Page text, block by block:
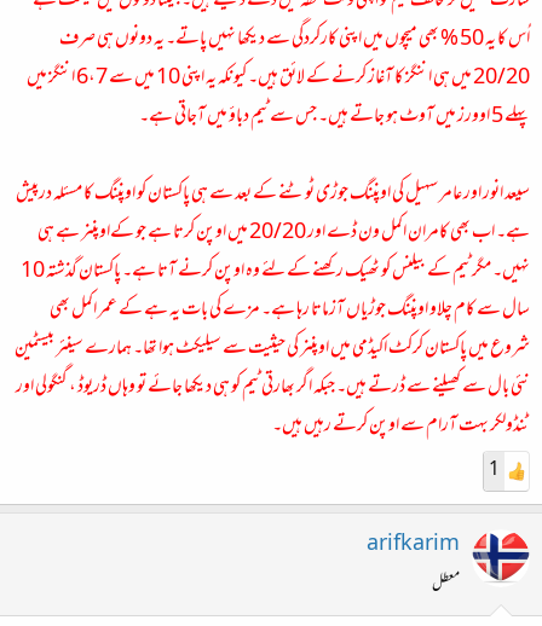
اُس کا یہ 50 % بھی میچوں میں اپنی کارکردگی سے دیکھا نہیں پاتے۔ یہ دونوں ہی صرف
20/20 میں ہی اننگز کا آغاز کرنے کے لائق ہیں۔ کیونکہ یہ اپنی 10 میں سے 6،7 اننگز میں
پہلے 5 اوورز میں آوٹ ہو جاتے ہیں۔ جس سے ٹیم دباؤ میں آجاتی ہے۔
سیعد انور اور عامر سہیل کی اوپننگ جوڑی ٹوٹنے کے بعد سے ہی پاکستان کو اوپننگ کا مسئلہ درپیش
ہے۔ اب بھی کامران اکمل ون ڈے اور 20/20 میں اوپن کرتا ہے جو کےاوپننر ہے ہی
نہیں۔ مگر ٹیم کے بیلنس کو ٹھیک رکھنے کے لئے وہ اوپن کرنے آتا ہے۔ پاکستان گذشتہ 10
سال سے کام چلاو اوپننگ جوڑیاں آزماتا رہا ہے۔ مزے کی بات یہ ہے کے عمر اکمل بھی
شروع میں پاکستان کرکٹ اکیڈمی میں اوپننر کی حیثیت سے سیلیکٹ ہوا تھا۔ ہمارے سینئر بیسٹمین
نئی بال سے کھیلنے سے ڈرتے ہیں۔ جبکہ اگر بھارتی ٹیم کو ہی دیکھا جائے تو وہاں ڈریوڈ ، گنگولی اور
ٹنڈولکر بہت آرام سے اوپن کرتے رہیں ہیں۔
1
arifkarim
معطل